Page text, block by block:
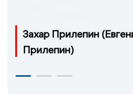
Захар Прилепин
Прилепин)